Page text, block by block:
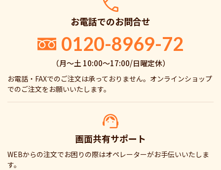
お電話でのお問合せ
0120-8969-72
（月〜土 10:00〜17:00/日曜定休）
お電話・FAXでのご注文は承っておりません。オンラインショップ
でのご注文をお願いいたします。
画面共有サポート
WEBからの注文でお困りの際はオペレーターがお手伝いいたしま
す。